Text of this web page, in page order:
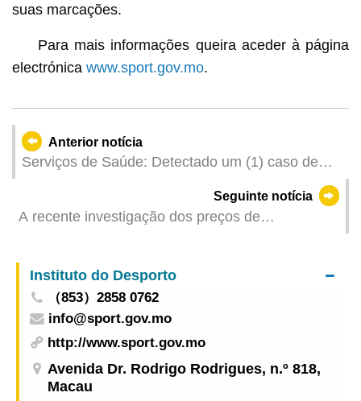
suas marcações.
Para mais informações queira aceder à página
electrónica www.sport.gov.mo.
Anterior notícia
Serviços de Saúde: Detectado um (1) caso de
Seguinte notícia
A recente investigação dos preços de
efeitos de comparação
Instituto do Desporto
（853）2858 0762
info@sport.gov.mo
http://www.sport.gov.mo
Avenida Dr. Rodrigo Rodrigues, n.º 818,
Macau